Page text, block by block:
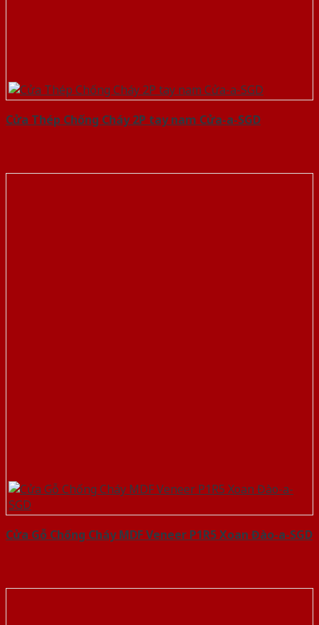
Cửa Thép Chống Cháy 2P tay nam Cửa-a-SGD
Cửa Gỗ Chống Cháy MDF Veneer P1R5 Xoan Đào-a-SGD